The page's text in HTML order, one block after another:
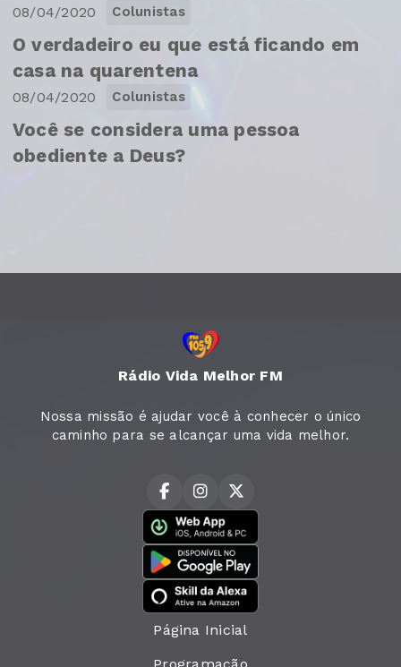
Colunistas
08/04/2020
O verdadeiro eu que está ficando em
casa na quarentena
Colunistas
08/04/2020
Você se considera uma pessoa
obediente a Deus?
Rádio Vida Melhor FM
Nossa missão é ajudar você à conhecer o único
caminho para se alcançar uma vida melhor.
Página Inicial